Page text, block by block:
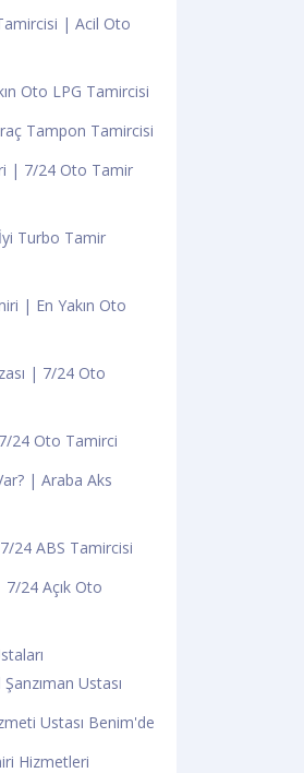
| Acil Oto
Oto LPG Tamircisi
Tampon Tamircisi
| 7/24 Oto Tamir
Turbo Tamir
| En Yakın Oto
| 7/24 Oto
24 Oto Tamirci
| Araba Aks
7/24 ABS Tamircisi
24 Açık Oto
Ustası
Ustası Benim'de
Hizmetleri